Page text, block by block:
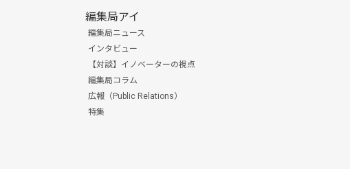
編集局アイ
編集局ニュース
インタビュー
【対談】イノベーターの視点
編集局コラム
広報（Public Relations）
特集